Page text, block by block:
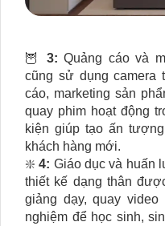
🦉 3: Quảng cáo và
cũng sử dụng camera
cáo, marketing sản
quay phim hoạt động
kiện giúp tạo ấn
khách hàng mới.
❇️4: Giáo dục và huấn
thiết kế dạng thân
giảng dạy, quay
nghiệm để học sinh,